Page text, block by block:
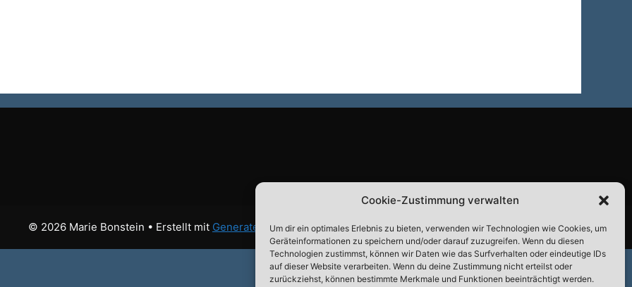
Cookie-Zustimmung verwalten
Um dir ein optimales Erlebnis zu bieten, verwenden wir Technologien wie Cookies, um
Geräteinformationen zu speichern und/oder darauf zuzugreifen. Wenn du diesen
Technologien zustimmst, können wir Daten wie das Surfverhalten oder eindeutige IDs
auf dieser Website verarbeiten. Wenn du deine Zustimmung nicht erteilst oder
zurückziehst, können bestimmte Merkmale und Funktionen beeinträchtigt werden.
© 2026 Marie Bonstein • Erstellt mit GeneratePress